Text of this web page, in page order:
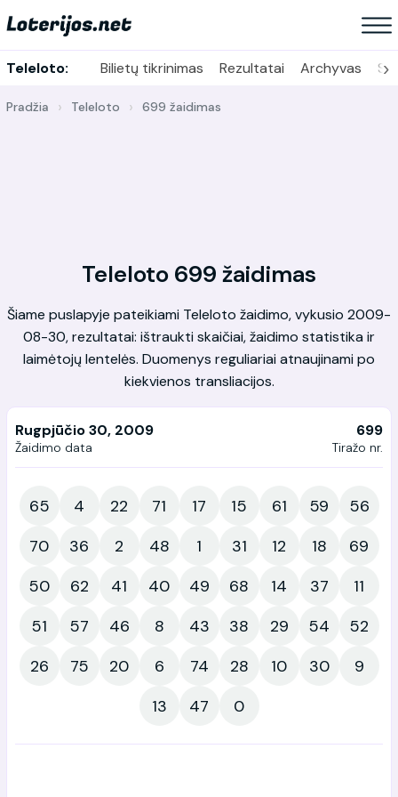
Teleloto: Bilietų tikrinimas Rezultatai Archyvas ›
Pradžia Teleloto 699 žaidimas
Teleloto 699 žaidimas
Šiame puslapyje pateikiami Teleloto žaidimo, vykusio 2009-
08-30, rezultatai: ištraukti skaičiai, žaidimo statistika ir
laimėtojų lentelės. Duomenys reguliariai atnaujinami po
kiekvienos transliacijos.
Rugpjūčio 30, 2009
Žaidimo data
699
Tiražo nr.
65 4 22 71 17 15 61 59
56
70
36 2 48 1 31 12 18
69
50
62 41 40 49 68 14 37
11
51
57 46 8 43 38 29 54
52
26
75 20 6 74 28 10 30
9
13
47 0